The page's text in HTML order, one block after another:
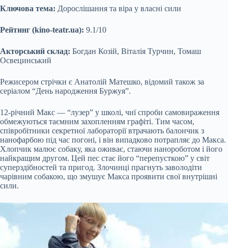
Ключова тема: Дорослішання та віра у власні сили
Рейтинг (kino-teatr.ua): 9.1/10
Акторський склад: Богдан Козій, Віталія Турчин, Томаш
Освецинський
Режисером стрічки є Анатолій Матешко, відомий також за
серіалом “День народження Буржуя”.
12-річний Макс — “лузер” у школі, чиї спроби самовираження
обмежуються таємним захопленням графіті. Тим часом,
співробітники секретної лабораторії втрачають балончик з
нанофарбою під час погоні, і він випадково потрапляє до Макса.
Хлопчик малює собаку, яка оживає, стаючи нанороботом і його
найкращим другом. Цей пес стає його “перепусткою” у світ
суперздібностей та пригод. Злочинці прагнуть заволодіти
чарівним собакою, що змушує Макса проявити свої внутрішні
сили.